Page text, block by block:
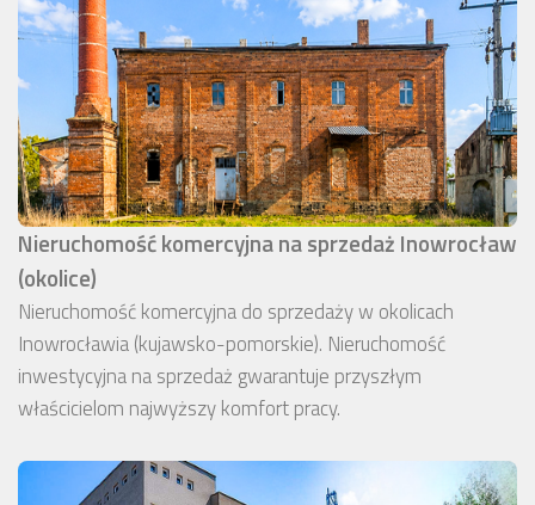
Nieruchomość komercyjna na sprzedaż Inowrocław
(okolice)
Nieruchomość komercyjna do sprzedaży w okolicach
Inowrocławia (kujawsko-pomorskie). Nieruchomość
inwestycyjna na sprzedaż gwarantuje przyszłym
właścicielom najwyższy komfort pracy.